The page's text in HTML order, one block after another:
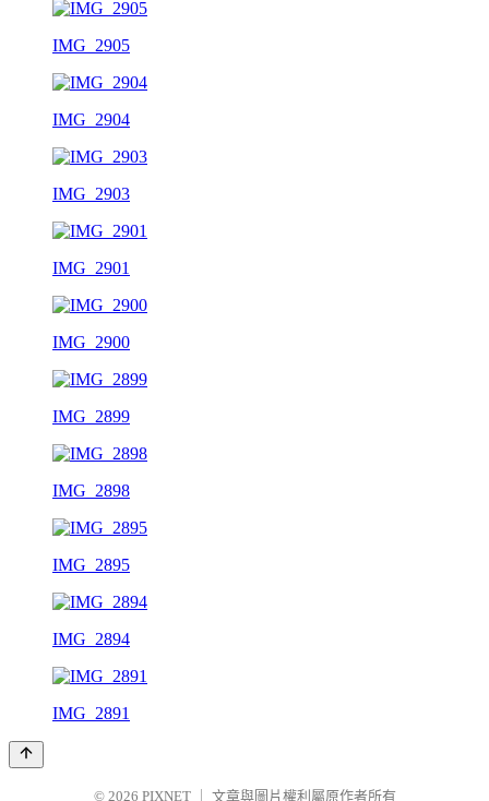
IMG_2905
IMG_2904
IMG_2903
IMG_2901
IMG_2900
IMG_2899
IMG_2898
IMG_2895
IMG_2894
IMG_2891
© 2026 PIXNET 文章與圖片權利屬原作者所有